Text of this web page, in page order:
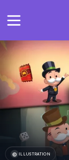
ILLUSTRATION